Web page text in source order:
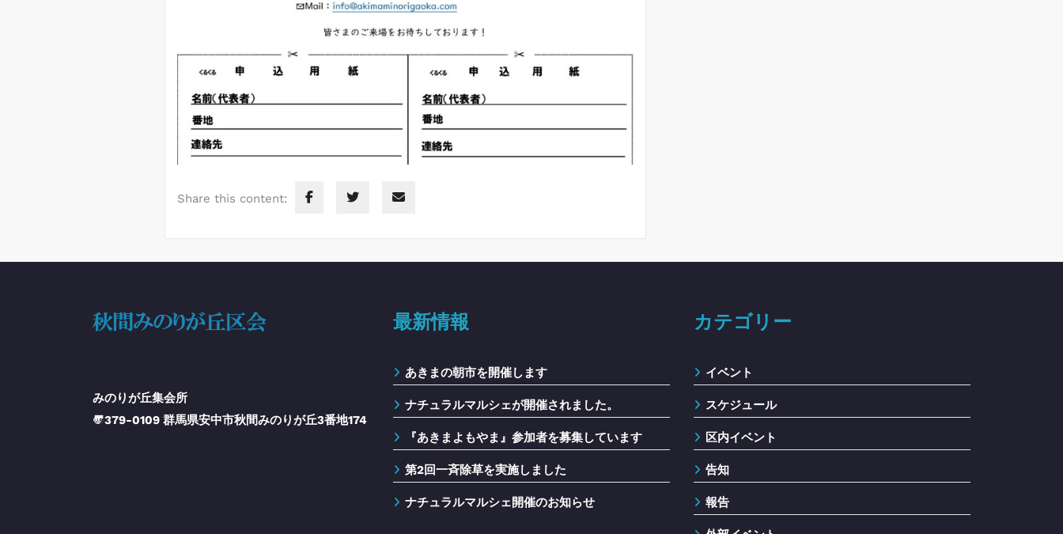
Share this content:
みのりが丘集会所
〠379-0109 群馬県安中市秋間みのりが丘3番地174
最新情報
あきまの朝市を開催します
ナチュラルマルシェが開催されました。
『あきまよもやま』参加者を募集しています
第2回一斉除草を実施しました
ナチュラルマルシェ開催のお知らせ
カテゴリー
イベント
スケジュール
区内イベント
告知
報告